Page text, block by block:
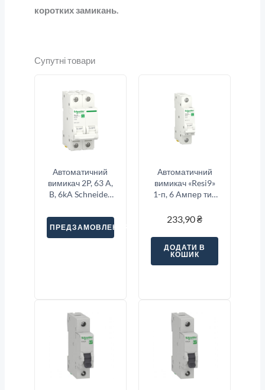
коротких замикань.
Супутні товари
Автоматичний
вимикач 2P, 63 A,
B, 6kA Schneider
ПРЕДЗАМОВЛЕННЯ
Автоматичний
вимикач «Resi9»
1-п, 6 Aмпер тип
233,90₴
ДОДАТИ В
КОШИК